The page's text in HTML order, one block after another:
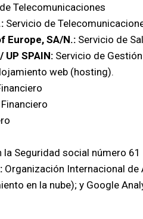
Telecomunicaciones
Servicio de
Europe, SA/N.: Servicio de
UP SPAIN: Servicio de
web (hosting).
Seguridad social número 61
Organización Internacional de
en la nube); y Google